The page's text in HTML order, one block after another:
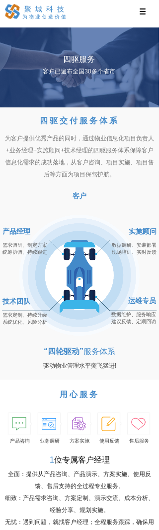
聚城科技
为物业创造价值
四驱服务
客户已遍布全国30多个省市
产品经理
需求调研、制定方案
统筹协调、持续跟进
为客户提供优秀产品的同时，通过物业信息化项目负责人
+业务经理+实施顾问+技术经理的四驱服务体系保障客户
信息化需求的成功落地，从客户咨询、项目实施、项目售
后等方面为项目保驾护航。
四驱交付服务体系
“四轮驱动”服务体系
驱动物业管理水平突飞猛进!
技术团队
需求定制、持续升级
系统优化、风险分析
运维专员
数据维护、服务响应
建议反馈、定期回访
实施顾问
数据调研、安装部署
现场培训、实时反馈
客户
售后服务
使用反馈
方案实施
业务调研
用心服务
产品咨询
1位专属客户经理
全面：提供从产品咨询、产品演示、方案实施、使用反
馈、售后支持的全过程专业服务。
细致：产品需求咨询、方案定制、演示交流、成本分析、
经验分享、规划实施。
无忧：遇到问题，就找客户经理；全程服务跟踪，确保用